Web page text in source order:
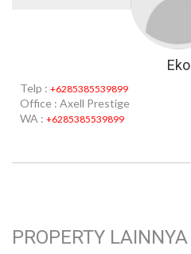
Eko
Telp : +6285385539899
Office : Axell Prestige
WA : +6285385539899
PROPERTY LAINNYA